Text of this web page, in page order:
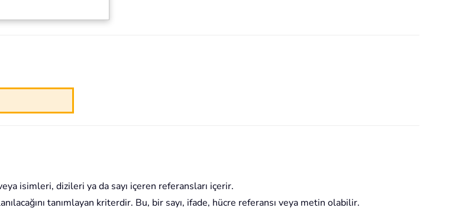
isimleri, dizileri ya da sayı içeren referansları içerir.
tanımlayan kriterdir. Bu, bir sayı, ifade, hücre referansı veya metin olabilir.